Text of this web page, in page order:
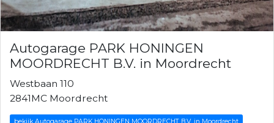
Autogarage PARK HONINGEN
MOORDRECHT B.V. in Moordrecht
Westbaan 110
2841MC Moordrecht
bekijk Autogarage PARK HONINGEN MOORDRECHT B.V. in Moordrecht